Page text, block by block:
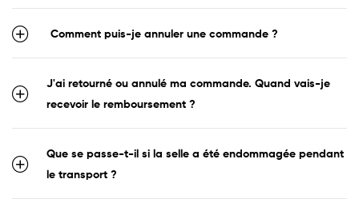
Comment puis-je annuler une commande ?
J'ai retourné ou annulé ma commande. Quand vais-je
recevoir le remboursement ?
Que se passe-t-il si la selle a été endommagée pendant
le transport ?